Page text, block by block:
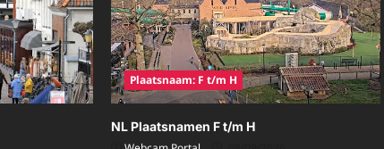
Plaatsnaam: F t/m H
NL Plaatsnamen F t/m H